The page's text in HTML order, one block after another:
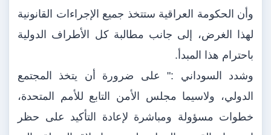
وأن الحكومة العراقية ستتخذ جميع الإجراءات القانونية
لهذا الغرض، إلى جانب مطالبة كل الأطراف الدولية
باحترام هذا المبدأ.
وشدد السوداني :" على ضرورة أن يتخذ المجتمع
الدولي، ولاسيما مجلس الأمن التابع للأمم المتحدة،
خطوات مسؤولة ومباشرة لإعادة التأكيد على حظر